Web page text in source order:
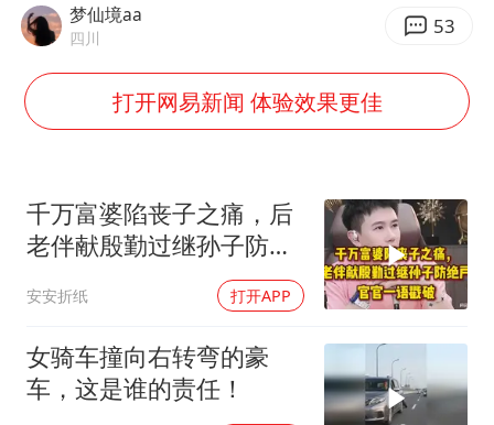
香港刷新1884年以来最高气温纪录
新疆一婚礼线上邀请引热议
云南一男子胃中取出180颗铁钉
以军士兵把枪口对准中国记者
“开学三件套”全线暴涨
梦仙境aa
四川 53
打开网易新闻 体验效果更佳
千万富婆陷丧子之痛，后
老伴献殷勤过继孙子防绝
安安折纸 打开APP
女骑车撞向右转弯的豪
车，这是谁的责任！